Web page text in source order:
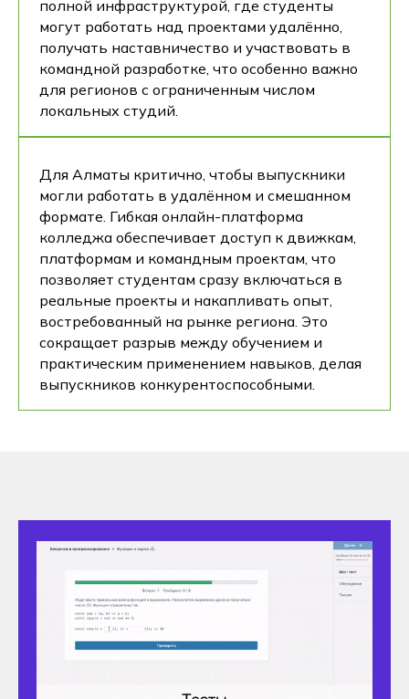
полной инфраструктурой, где студенты
могут работать над проектами удалённо,
получать наставничество и участвовать в
командной разработке, что особенно важно
для регионов с ограниченным числом
локальных студий.
Для Алматы критично, чтобы выпускники
могли работать в удалённом и смешанном
формате. Гибкая онлайн-платформа
колледжа обеспечивает доступ к движкам,
платформам и командным проектам, что
позволяет студентам сразу включаться в
реальные проекты и накапливать опыт,
востребованный на рынке региона. Это
сокращает разрыв между обучением и
практическим применением навыков, делая
выпускников конкурентоспособными.